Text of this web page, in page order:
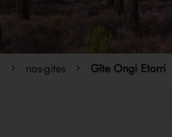
nos-gites Gîte Ongi Etorri